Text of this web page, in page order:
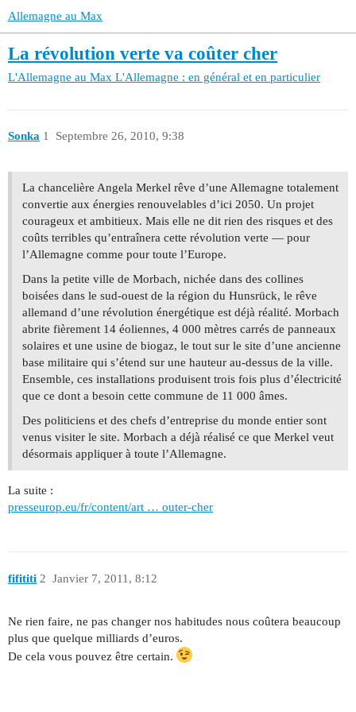
Allemagne au Max
La révolution verte va coûter cher
L'Allemagne au Max L'Allemagne : en général et en particulier
Sonka Septembre 26, 2010, 9:38
1
La chancelière Angela Merkel rêve d’une Allemagne totalement
convertie aux énergies renouvelables d’ici 2050. Un projet
courageux et ambitieux. Mais elle ne dit rien des risques et des
coûts terribles qu’entraînera cette révolution verte — pour
l’Allemagne comme pour toute l’Europe.
Dans la petite ville de Morbach, nichée dans des collines
boisées dans le sud-ouest de la région du Hunsrück, le rêve
allemand d’une révolution énergétique est déjà réalité. Morbach
abrite fièrement 14 éoliennes, 4 000 mètres carrés de panneaux
solaires et une usine de biogaz, le tout sur le site d’une ancienne
base militaire qui s’étend sur une hauteur au-dessus de la ville.
Ensemble, ces installations produisent trois fois plus d’électricité
que ce dont a besoin cette commune de 11 000 âmes.
Des politiciens et des chefs d’entreprise du monde entier sont
venus visiter le site. Morbach a déjà réalisé ce que Merkel veut
désormais appliquer à toute l’Allemagne.
La suite :
presseurop.eu/fr/content/art … outer-cher
fifititi Janvier 7, 2011, 8:12
2
Ne rien faire, ne pas changer nos habitudes nous coûtera beaucoup
plus que quelque milliards d’euros.
De cela vous pouvez être certain.